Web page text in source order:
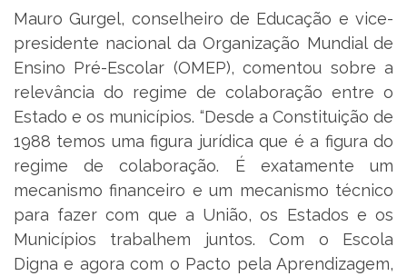
Mauro Gurgel, conselheiro de Educação e vice-
presidente nacional da Organização Mundial de
Ensino Pré-Escolar (OMEP), comentou sobre a
relevância do regime de colaboração entre o
Estado e os municípios. “Desde a Constituição de
1988 temos uma figura jurídica que é a figura do
regime de colaboração. É exatamente um
mecanismo financeiro e um mecanismo técnico
para fazer com que a União, os Estados e os
Municípios trabalhem juntos. Com o Escola
Digna e agora com o Pacto pela Aprendizagem,